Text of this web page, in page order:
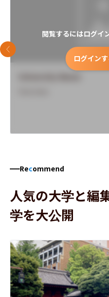
閲覧するにはログイ
ログイン
前のスライド
Recommend
人気の大学と編
学を大公開